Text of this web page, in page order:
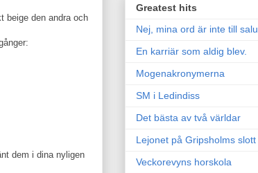
beige den andra och
dem i dina nyligen
Greatest hits
Nej, mina ord är inte till salu.
En karriär som aldig blev.
Mogenakronymerna
SM i Ledindiss
Det bästa av två världar
Lejonet på Gripsholms slott
Veckorevyns horskola